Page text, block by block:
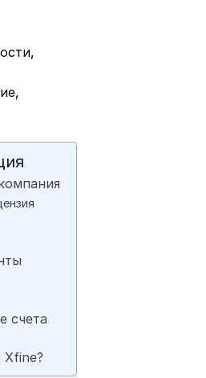
счета
Xfine?